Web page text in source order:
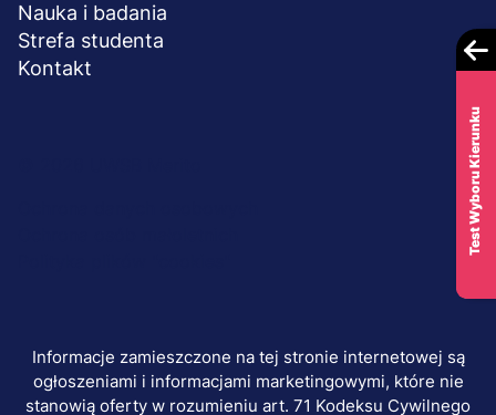
Nauka i badania
Strefa studenta
Kontakt
Informacje zamieszczone na tej stronie internetowej są
ogłoszeniami i informacjami marketingowymi, które nie
stanowią oferty w rozumieniu art. 71 Kodeksu Cywilnego
Test Wyboru Kierunku